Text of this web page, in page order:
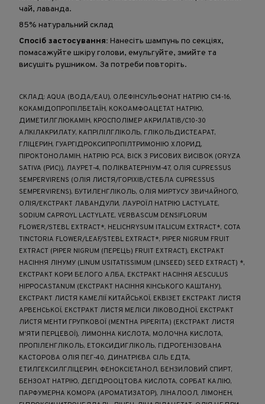
чай, лаванда.
85% натуральний склад
Спосіб застосування: Нанесіть шампунь по секціях,
помасажуйте шкіру голови, емульгуйте, змийте та
висушіть рушником. За потреби повторіть.
СКЛАД: AQUA (ВОДА/EAU), ОЛЕФІНСУЛЬФОНАТ НАТРІЮ C14-16,
КОКАМІДОПРОПІЛБЕТАЇН, КОКОАМФОАЦЕТАТ НАТРІЮ,
ДИМЕТИЛГЛЮКАМІН, КРОСПОЛІМЕР АКРИЛАТІВ/C10-30
АЛКІЛАКРИЛАТУ, КАПРІЛІЛГЛІКОЛЬ, ГЛІКОЛЬДИСТЕАРАТ,
ГЛІЦЕРИН, ГУАРГІДРОКСИПРОПІЛТРИМОНІЮ ХЛОРИД,
ПІРОКТОНОЛАМІН, НАТРІЮ PCA, ВІСК З РИСОВИХ ВИСІВОК (ORYZA
SATIVA (РИС)), ЛАУРЕТ-4, ПОЛІКВАТЕРНІУМ-47, ОЛІЯ CUPRESSUS
SEMPERVIRENS (ОЛІЯ ЛИСТЯ/ГОРІХІВ/СТЕБЛА CUPRESSUS
SEMPERVIRENS), БУТИЛЕНГЛІКОЛЬ, ОЛІЯ МИРТУСУ ЗВИЧАЙНОГО,
ОЛІЯ/ЕКСТРАКТ ЛАВАНДУЛИ, ЛАУРОЇЛ НАТРІЮ LACTYLATE,
SODIUM CAPROYL LACTYLATE, VERBASCUM DENSIFLORUM
FLOWER/STEBL EXTRACT*, HELICHRYSUM ITALICUM EXTRACT*, COTA
TINCTORIA FLOWER/LEAF/STEBL EXTRACT*, PIPER NIGRUM FRUIT
EXTRACT (PIPER NIGRUM (ПЕРЕЦЬ) FRUIT EXTRACT), ЕКСТРАКТ
НАСІННЯ ЛІНУМУ (LINUM USITATISSIMUM (LINSEED) SEED EXTRACT) *,
ЕКСТРАКТ КОРИ БЕЛОГО АЛБА, ЕКСТРАКТ НАСІННЯ AESCULUS
HIPPOCASTANUM (ЕКСТРАКТ НАСІННЯ КІНСЬКОГО КАШТАНУ),
ЕКСТРАКТ ЛИСТЯ КАМЕЛІЇ КИТАЙСЬКОЇ, ЕКВІЗЕТ ЕКСТРАКТ ЛИСТЯ
АРВЕНСЬКОЇ, ЕКСТРАКТ ЛИСТЯ МЕЛІСИ ЛІКОВОДНОЇ, ЕКСТРАКТ
ЛИСТЯ МЕНТИ ГРУПКОВОЇ (MENTHA PIPERITA) (ЕКСТРАКТ ЛИСТЯ
М'ЯТИ ПЕРЦЕВОЇ), ЛИМОННА КИСЛОТА, МОЛОЧНА КИСЛОТА,
ПРОПІЛЕНГЛІКОЛЬ, ЕТОКСИДИГЛІКОЛЬ, ГІДРОГЕНІЗОВАНА
КАСТОРОВА ОЛІЯ ПЕГ-40, ДИНАТРІЄВА СІЛЬ ЕДТА,
ЕТИЛГЕКСИЛГЛІЦЕРИН, ФЕНОКСІЕТАНОЛ, БЕНЗИЛОВИЙ СПИРТ,
БЕНЗОАТ НАТРІЮ, ДЕГІДРООЦТОВА КИСЛОТА, СОРБАТ КАЛІЮ,
ПАРФУМЕРНА КОМОРА (АРОМАТИЗАТОР), ЛІНАЛООЛ, ЛІМОНЕН,